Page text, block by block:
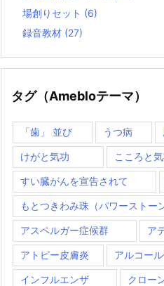
場創りセット (6)
録音教材 (27)
タグ（Amebloテーマ）
「歯」 並び うつ病
けがと気功 こころと
すい臓がんを宣告されて
もとつきわみ珠（パワーストーン
アスペルガー症候群 ア
アトピー皮膚炎 アルコー
インフルエンザ クロー